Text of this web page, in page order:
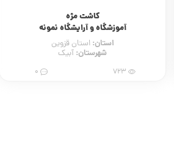
کاشت مژه
آموزشگاه و آرایشگاه نمونه
استان:استان قزوین
شهرستان: آبیک